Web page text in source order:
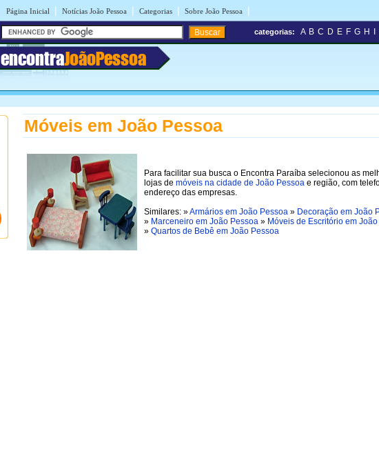
Página Inicial | Notícias João Pessoa | Categorias | Sobre João Pessoa |
encontraJoãoPessoa
categorias: A B C D E F G H
Móveis em João Pessoa
Para facilitar sua busca o Encontra Paraíba selecionou as
lojas de móveis na cidade de João Pessoa e região, com
endereço das empresas.
Similares: »Armários em João Pessoa » Decoração em João
» Marceneiro em João Pessoa » Móveis de Escritório em
» Quartos de Bebê em João Pessoa